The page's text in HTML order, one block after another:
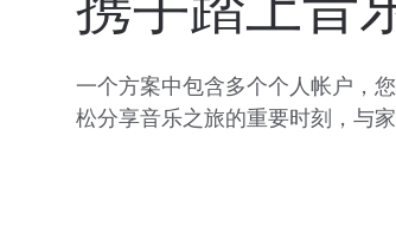
一个方案中包含多个个人帐户，
松分享音乐之旅的重要时刻，与家